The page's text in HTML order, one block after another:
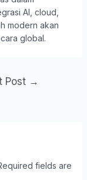
AI, cloud,
modern akan
global.
Post →
fields are